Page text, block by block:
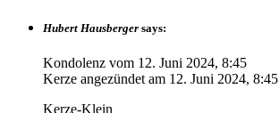
Hubert Hausberger says:
Kondolenz vom 12. Juni 2024, 8:45
Kerze angezündet am 12. Juni 2024, 8:45
Kerze-Klein